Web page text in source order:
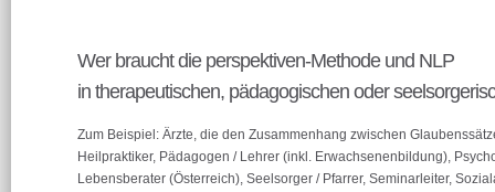
Wer braucht die perspektiven-Methode und NLP
in therapeutischen, pädagogischen oder
Zum Beispiel: Ärzte, die den Zusammenhang zwischen
Heilpraktiker, Pädagogen / Lehrer (inkl. Erwachsenenbildung),
Lebensberater (Österreich), Seelsorger / Pfarrer, Seminarleiter,